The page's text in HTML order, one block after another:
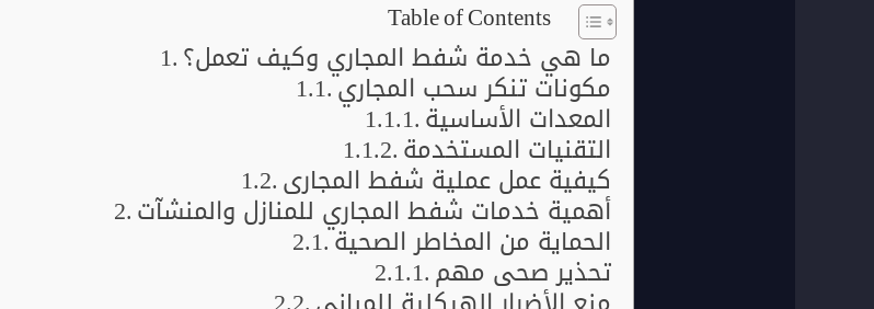
Table of Contents
ما هي خدمة شفط المجاري وكيف تعمل؟
مكونات تنكر سحب المجاري
المعدات الأساسية
التقنيات المستخدمة
كيفية عمل عملية شفط المجاري
أهمية خدمات شفط المجاري للمنازل والمنشآت
الحماية من المخاطر الصحية
تحذير صحي مهم